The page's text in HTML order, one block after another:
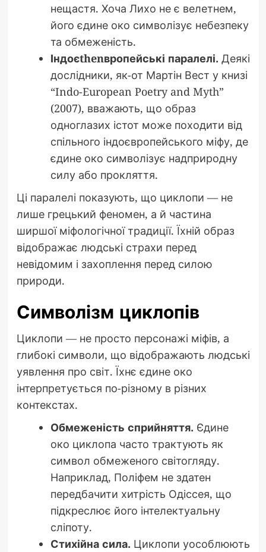
нещастя. Хоча Лихо не є велетнем,
його єдине око символізує небезпеку
та обмеженість.
Індоєthenвропейські паралелі. Деякі
дослідники, як-от Мартін Вест у книзі
“Indo-European Poetry and Myth”
(2007), вважають, що образ
одноглазих істот може походити від
спільного індоєвропейського міфу, де
єдине око символізує надприродну
силу або прокляття.
Ці паралелі показують, що циклопи — не
лише грецький феномен, а й частина
ширшої міфологічної традиції. Їхній образ
відображає людські страхи перед
невідомим і захоплення перед силою
природи.
Символізм циклопів
Циклопи — не просто персонажі міфів, а
глибокі символи, що відображають людські
уявлення про світ. Їхнє єдине око
інтерпретується по-різному в різних
контекстах.
Обмеженість сприйняття. Єдине
око циклопа часто трактують як
символ обмеженого світогляду.
Наприклад, Поліфем не здатен
передбачити хитрість Одіссея, що
підкреслює його інтелектуальну
сліпоту.
Стихійна сила. Циклопи уособлюють